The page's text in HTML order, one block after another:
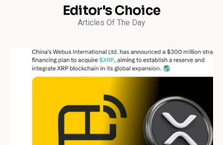
Editor's Choice
Articles Of The Day